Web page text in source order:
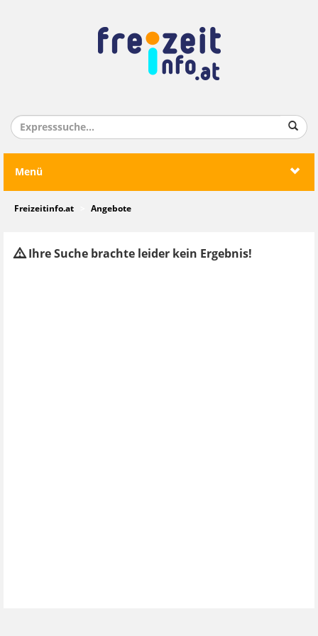
Menü
Freizeitinfo.at Angebote
Ihre Suche brachte leider kein Ergebnis!